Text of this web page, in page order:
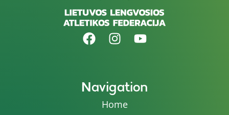
Navigation
Home